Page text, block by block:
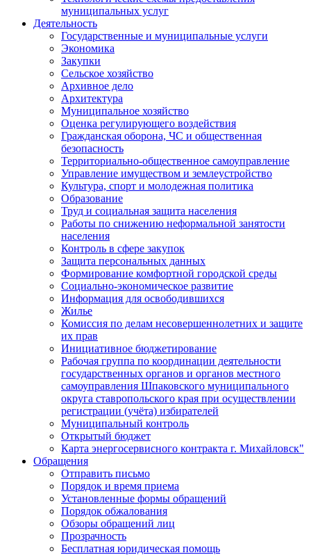
муниципальных услуг
Деятельность
Государственные и муниципальные услуги
Экономика
Закупки
Сельское хозяйство
Архивное дело
Архитектура
Муниципальное хозяйство
Оценка регулирующего воздействия
Гражданская оборона, ЧС и общественная
безопасность
Территориально-общественное самоуправление
Управление имуществом и землеустройство
Культура, спорт и молодежная политика
Образование
Труд и социальная защита населения
Работы по снижению неформальной занятости
населения
Контроль в сфере закупок
Защита персональных данных
Формирование комфортной городской среды
Социально-экономическое развитие
Информация для освободившихся
Жилье
Комиссия по делам несовершеннолетних и защите
их прав
Инициативное бюджетирование
Рабочая группа по координации деятельности
государственных органов и органов местного
самоуправления Шпаковского муниципального
округа ставропольского края при осуществлении
регистрации (учёта) избирателей
Муниципальный контроль
Открытый бюджет
Карта энергосервисного контракта г. Михайловск"
Обращения
Отправить письмо
Порядок и время приема
Установленные формы обращений
Порядок обжалования
Обзоры обращений лиц
Прозрачность
Бесплатная юридическая помощь